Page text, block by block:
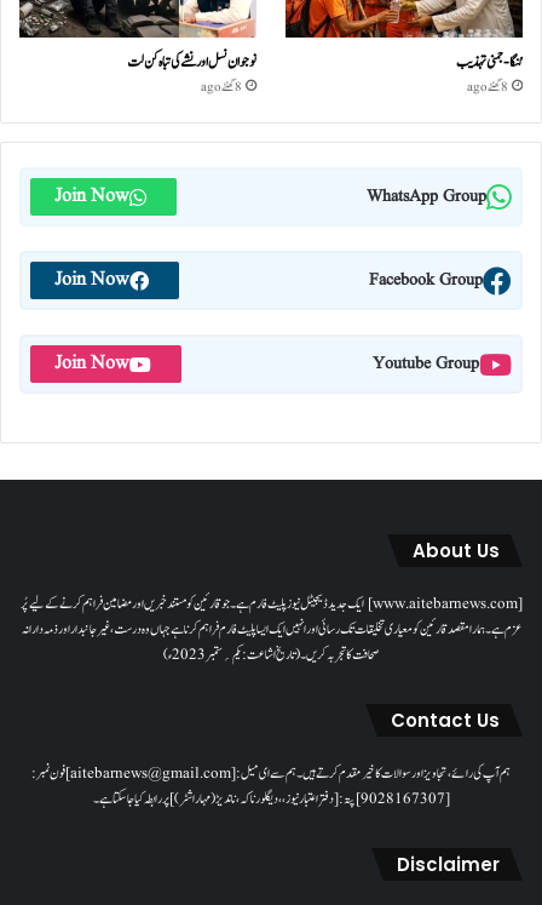
گنگا-جمنی تہذیب
8 گھنٹے ago
نوجوان نسل اور نشے کی تباہ کن لت
8 گھنٹے ago
WhatsApp Group
Join Now
Facebook Group
Join Now
Youtube Group
Join Now
About Us
[www.aitebarnews.com] ایک جدید ڈیجیٹل نیوز پلیٹ فارم ہے۔ جو قارئین کو مستند خبریں اور مضامین فراہم کرنے کے لیے پُر
عزم ہے۔ ہمارا مقصدقارئین کو معیاری تخلیقات تک رسائی اور انہیں ایک ایسا پلیٹ فارم فراہم کرنا ہے جہاں وہ درست، غیر جانبدار اور ذمہ دارانہ
صحافت کا تجربہ کریں۔( تاریخ اشاعت : یکم؍ ستمبر 2023ء)
Contact Us
ہم آپ کی رائے، تجاویز اور سوالات کا خیرمقدم کرتے ہیں۔ ہم سےای میل: [aitebarnews@gmail.com]فون نمبر:
[9028167307]پتہ: [دفتر اعتبار نیوز، ، دیگلور ناکہ، ناندیڑ(مہاراشٹر) ] پر رابطہ کیا جاسکتا ہے۔
Disclaimer